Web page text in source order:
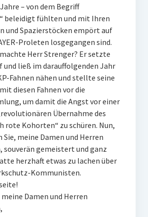
– von dem Begriff
beleidigt fühlten und mit Ihren
und Spazierstöcken empört auf
Proleten losgegangen sind.
Herr Strenger? Er setzte
und ließ im darauffolgenden Jahr
Fahnen nähen und stellte seine
diesen Fahnen vor die
um damit die Angst vor einer
Übernahme des
rote Kohorten“ zu schüren. Nun,
Sie, meine Damen und Herren
souverän gemeistert und ganz
herzhaft etwas zu lachen über
Kommunisten.
Damen und Herren